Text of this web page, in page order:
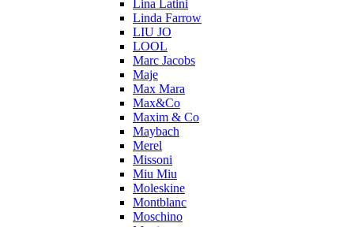
Lina Latini
Linda Farrow
LIU JO
LOOL
Marc Jacobs
Maje
Max Mara
Max&Co
Maxim & Co
Maybach
Merel
Missoni
Miu Miu
Moleskine
Montblanc
Moschino